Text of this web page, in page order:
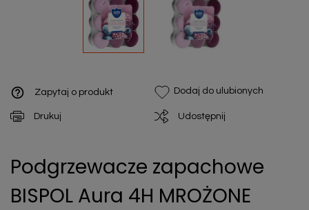
help_outline Zapytaj o produkt Dodaj do ulubionych
Drukuj Udostępnij
Podgrzewacze zapachowe
BISPOL Aura 4H MROŻONE